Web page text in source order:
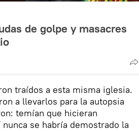
de golpe y masacres
traídos a esta misma iglesia.
a llevarlos para la autopsia
temían que hicieran
se habría demostrado la